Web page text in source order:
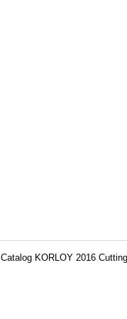
Catalog KORLOY 2016